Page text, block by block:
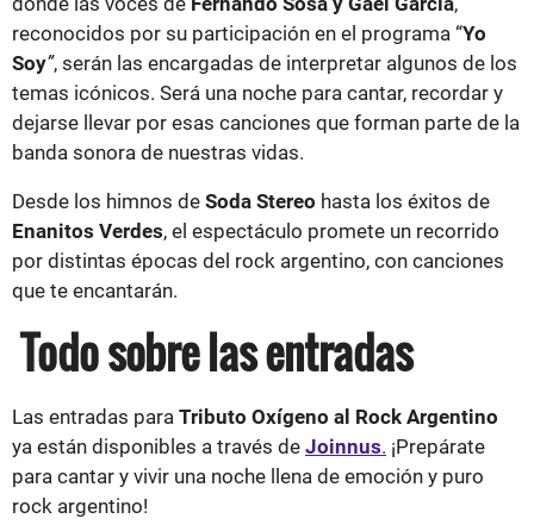
reconocidos por su participación en el programa “Yo
Soy”, serán las encargadas de interpretar algunos de los
temas icónicos. Será una noche para cantar, recordar y
dejarse llevar por esas canciones que forman parte de la
banda sonora de nuestras vidas.
Desde los himnos de Soda Stereo hasta los éxitos de
Enanitos Verdes, el espectáculo promete un recorrido
por distintas épocas del rock argentino, con canciones
que te encantarán.
Todo sobre las entradas
Las entradas para Tributo Oxígeno al Rock Argentino
ya están disponibles a través de Joinnus. ¡Prepárate
para cantar y vivir una noche llena de emoción y puro
rock argentino!